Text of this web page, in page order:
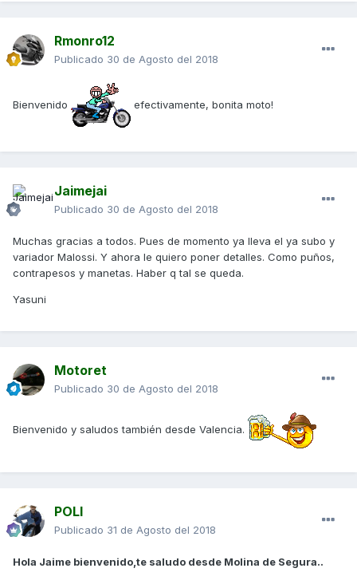
Rmonro12
Publicado 30 de Agosto del 2018
Bienvenido efectivamente, bonita moto!
Jaimejai
Publicado 30 de Agosto del 2018
Muchas gracias a todos. Pues de momento ya lleva el ya subo y
variador Malossi. Y ahora le quiero poner detalles. Como puños,
contrapesos y manetas. Haber q tal se queda.
Yasuni
Motoret
Publicado 30 de Agosto del 2018
Bienvenido y saludos también desde Valencia.
POLI
Publicado 31 de Agosto del 2018
Hola Jaime bienvenido,te saludo desde Molina de Segura..